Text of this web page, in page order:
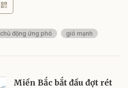
chủ động ứng phó gió mạnh
Miền Bắc bắt đầu đợt rét